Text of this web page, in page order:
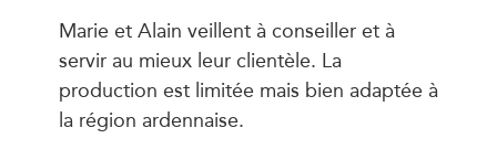
Marie et Alain veillent à conseiller et à
servir au mieux leur clientèle. La
production est limitée mais bien adaptée à
la région ardennaise.